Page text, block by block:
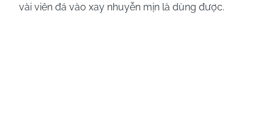
vài viên đá vào xay nhuyễn mịn là dùng được.